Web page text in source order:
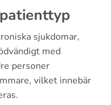
sjukdomar,
med
personer
vilket innebär